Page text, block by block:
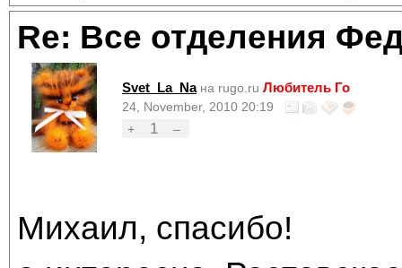
Re: Все отделения
Svet_La_Na на rugo.ru Любитель Го
24, November, 2010 20:19
+
1 –
Михаил, спасибо!